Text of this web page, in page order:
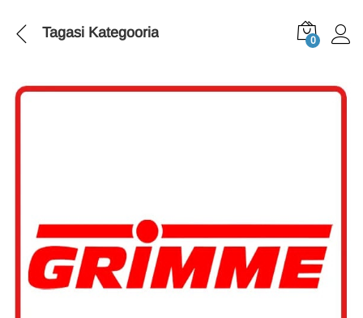
Tagasi Kategooria 0